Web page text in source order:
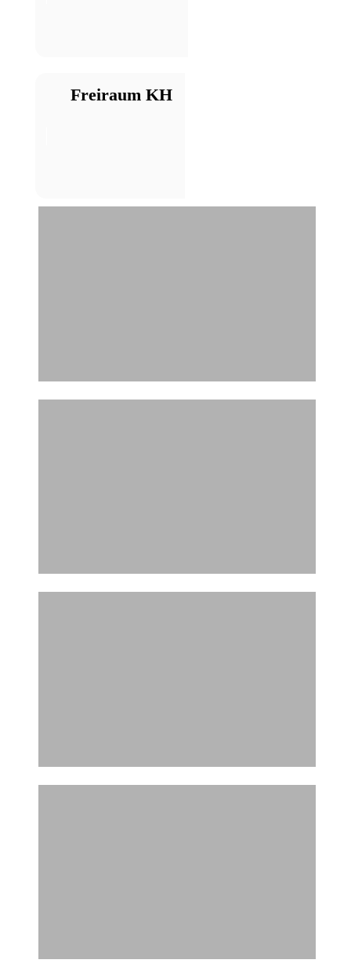
Freiraum KH